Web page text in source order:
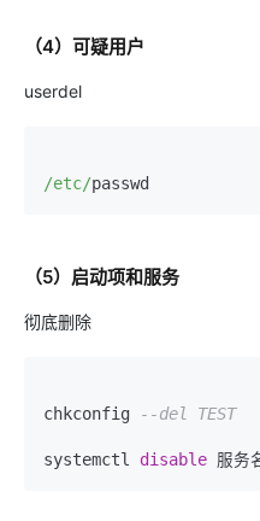
（4）可疑用户
userdel
/etc/
（5）启动项和服务
彻底删除
chkconfig --del TEST
systemctl disable